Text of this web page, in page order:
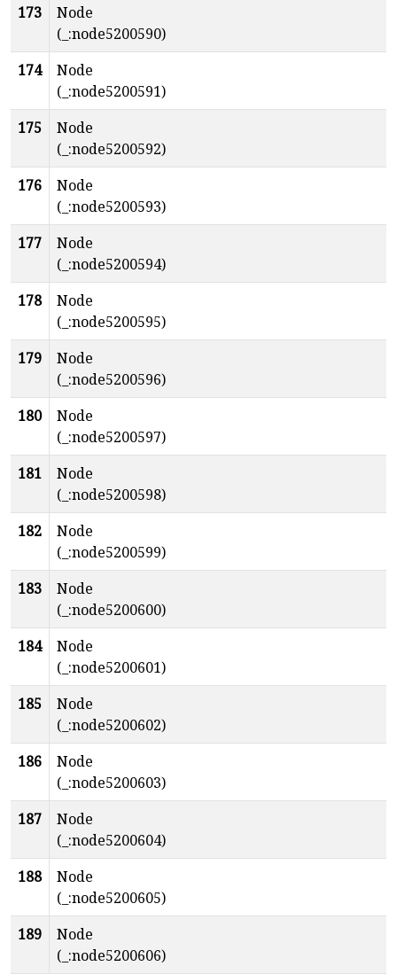
173
Node
(_:node5200590)
174
Node
(_:node5200591)
175
Node
(_:node5200592)
176
Node
(_:node5200593)
177
Node
(_:node5200594)
178
Node
(_:node5200595)
179
Node
(_:node5200596)
180
Node
(_:node5200597)
181
Node
(_:node5200598)
182
Node
(_:node5200599)
183
Node
(_:node5200600)
184
Node
(_:node5200601)
185
Node
(_:node5200602)
186
Node
(_:node5200603)
187
Node
(_:node5200604)
188
Node
(_:node5200605)
189
Node
(_:node5200606)